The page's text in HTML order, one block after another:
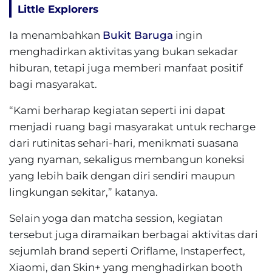
Little Explorers
Ia menambahkan Bukit Baruga ingin
menghadirkan aktivitas yang bukan sekadar
hiburan, tetapi juga memberi manfaat positif
bagi masyarakat.
“Kami berharap kegiatan seperti ini dapat
menjadi ruang bagi masyarakat untuk recharge
dari rutinitas sehari-hari, menikmati suasana
yang nyaman, sekaligus membangun koneksi
yang lebih baik dengan diri sendiri maupun
lingkungan sekitar,” katanya.
Selain yoga dan matcha session, kegiatan
tersebut juga diramaikan berbagai aktivitas dari
sejumlah brand seperti Oriflame, Instaperfect,
Xiaomi, dan Skin+ yang menghadirkan booth